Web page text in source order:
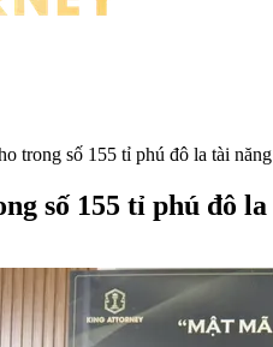
trong số 155 tỉ phú đô la tài
số 155 tỉ phú đô